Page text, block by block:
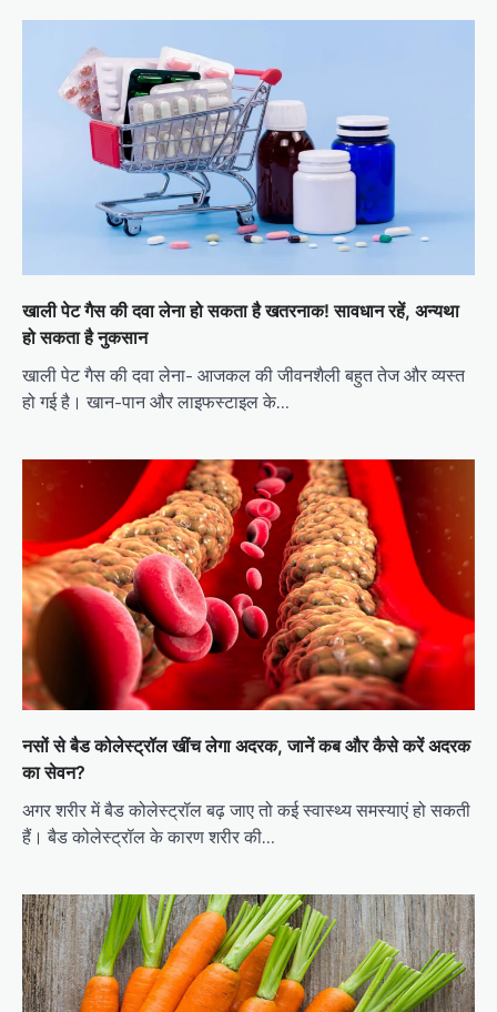
खाली पेट गैस की दवा लेना हो सकता है खतरनाक! सावधान रहें, अन्यथा
हो सकता है नुकसान
खाली पेट गैस की दवा लेना- आजकल की जीवनशैली बहुत तेज और व्यस्त
हो गई है। खान-पान और लाइफस्टाइल के…
नसों से बैड कोलेस्ट्रॉल खींच लेगा अदरक, जानें कब और कैसे करें अदरक
का सेवन?
अगर शरीर में बैड कोलेस्ट्रॉल बढ़ जाए तो कई स्वास्थ्य समस्याएं हो सकती
हैं। बैड कोलेस्ट्रॉल के कारण शरीर की…